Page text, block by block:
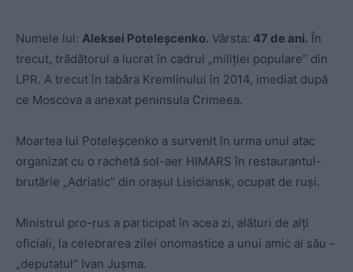
Numele lui: Aleksei Poteleșcenko. Vârsta: 47 de ani. În
trecut, trădătorul a lucrat în cadrul „miliției populare” din
LPR. A trecut în tabăra Kremlinului în 2014, imediat după
ce Moscova a anexat peninsula Crimeea.
Moartea lui Poteleșcenko a survenit în urma unui atac
organizat cu o rachetă sol-aer HIMARS în restaurantul-
brutărie „Adriatic” din orașul Lisiciansk, ocupat de ruși.
Ministrul pro-rus a participat în acea zi, alături de alți
oficiali, la celebrarea zilei onomastice a unui amic al său –
„deputatul” Ivan Jușma.